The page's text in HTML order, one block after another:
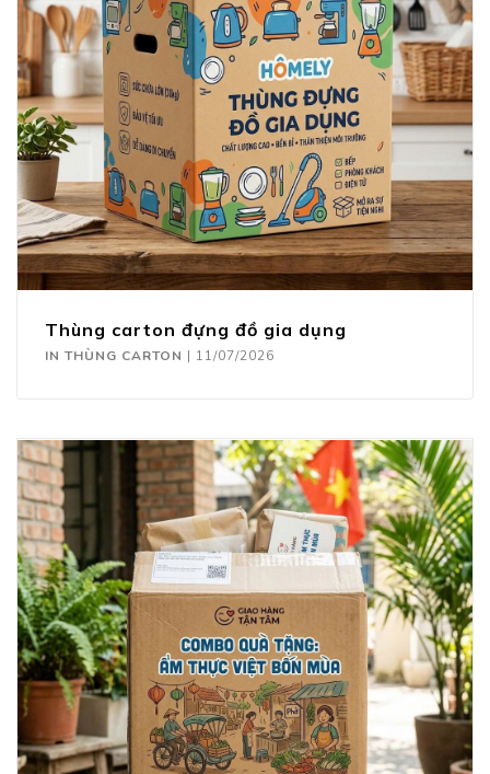
Thùng carton đựng đồ gia dụng
IN THÙNG CARTON | 11/07/2026